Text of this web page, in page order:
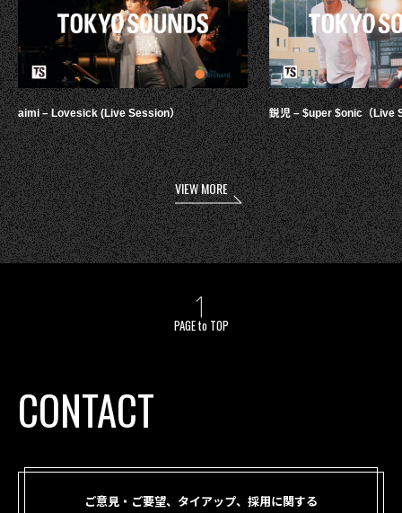
aimi – Lovesick (Live Session） 鋭児 – $uper $onic（Live
VIEW MORE
PAGE to TOP
CONTACT
ご意見・ご要望、タイアップ、採用に関する